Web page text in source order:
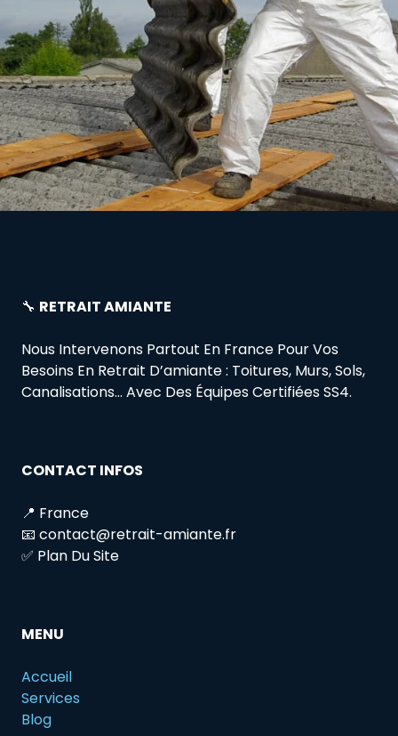
🔧 RETRAIT AMIANTE
Nous Intervenons Partout En France Pour Vos
Besoins En Retrait D’amiante : Toitures, Murs, Sols,
Canalisations… Avec Des Équipes Certifiées SS4.
CONTACT INFOS
📍 France
📧 contact@retrait-amiante.fr
✅ Plan Du Site
MENU
Accueil
Services
Blog